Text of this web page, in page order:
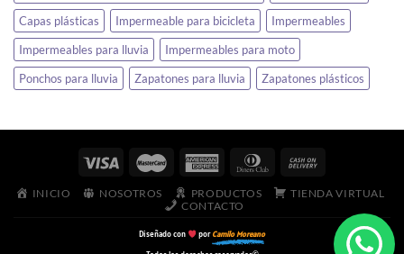
Capas plásticas
Impermeable para bicicleta
Impermeables
Impermeables para lluvia
Impermeables para moto
Ponchos para lluvia
Zapatones para lluvia Zapatones plásticos
INICIO NOSOTROS PRODUCTOS
TIENDA VIRTUAL
CONTACTO
Diseñado con porCamilo Moreano